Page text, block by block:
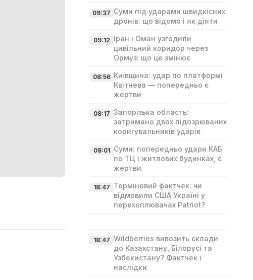
09:37 Суми під ударами швидкісних
дронів: що відомо і як діяти
09:12 Іран і Оман узгодили
цивільний коридор через
Ормуз: що це змінює
08:56 Київщина: удар по платформі
Квітнева — попередньо є
жертви
08:17 Запорізька область:
затримано двох підозрюваних
коригувальників ударів
08:01 Суми: попередньо удари КАБ
по ТЦ і житлових будинках, є
жертви
18:47 Терміновий фактчек: чи
відмовили США Україні у
перехоплювачах Patriot?
18:47 Wildberries вивозить склади
до Казахстану, Білорусі та
Узбекистану? Фактчек і
наслідки